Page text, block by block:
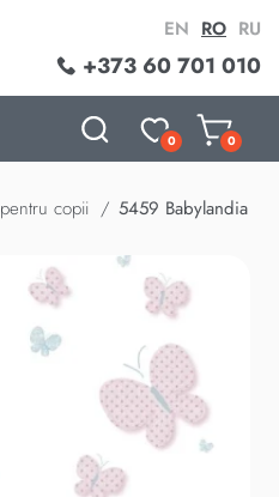
+373 60 701 010
EN RO RU
0 0
copii 5459 Babylandia